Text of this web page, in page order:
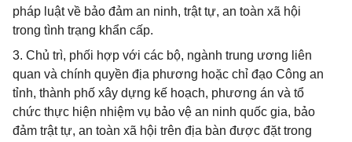
pháp luật về bảo đảm an ninh, trật tự, an toàn xã hội
trong tình trạng khẩn cấp.
3. Chủ trì, phối hợp với các bộ, ngành trung ương liên
quan và chính quyền địa phương hoặc chỉ đạo Công an
tỉnh, thành phố xây dựng kế hoạch, phương án và tổ
chức thực hiện nhiệm vụ bảo vệ an ninh quốc gia, bảo
đảm trật tự, an toàn xã hội trên địa bàn được đặt trong